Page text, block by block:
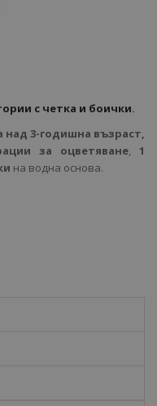
с четка и боички.
над 3-годишна възраст,
за оцветяване,1
на водна основа.